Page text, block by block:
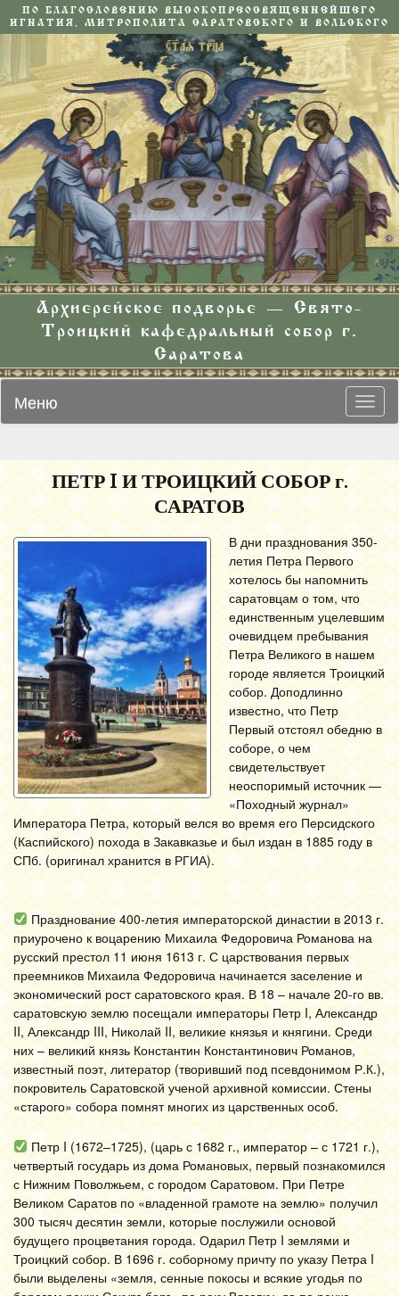
ПО БЛАГОСЛОВЕНИЮ ВЫСОКОПРЕОСВЯЩЕННЕЙШЕГО
ИГНАТИЯ, МИТРОПОЛИТА САРАТОВСКОГО И ВОЛЬСКОГО
Архиерейское подворье — Свято-
Троицкий кафедральный собор г.
Саратова
Меню
ПЕТР I И ТРОИЦКИЙ СОБОР г.
САРАТОВ
В дни празднования 350-
летия Петра Первого
хотелось бы напомнить
саратовцам о том, что
единственным уцелевшим
очевидцем пребывания
Петра Великого в нашем
городе является Троицкий
собор. Доподлинно
известно, что Петр
Первый отстоял обедню в
соборе, о чем
свидетельствует
неоспоримый источник —
«Походный журнал»
Императора Петра, который велся во время его Персидского
(Каспийского) похода в Закавказье и был издан в 1885 году в
СПб. (оригинал хранится в РГИА).
Празднование 400-летия императорской династии в 2013 г.
приурочено к воцарению Михаила Федоровича Романова на
русский престол 11 июня 1613 г. С царствования первых
преемников Михаила Федоровича начинается заселение и
экономический рост саратовского края. В 18 – начале 20-го вв.
саратовскую землю посещали императоры Петр I, Александр
II, Александр III, Николай II, великие князья и княгини. Среди
них – великий князь Константин Константинович Романов,
известный поэт, литератор (творивший под псевдонимом Р.К.),
покровитель Саратовской ученой архивной комиссии. Стены
«старого» собора помнят многих из царственных особ.
Петр I (1672–1725), (царь с 1682 г., император – с 1721 г.),
четвертый государь из дома Романовых, первый познакомился
с Нижним Поволжьем, с городом Саратовом. При Петре
Великом Саратов по «владенной грамоте на землю» получил
300 тысяч десятин земли, которые послужили основой
будущего процветания города. Одарил Петр I землями и
Троицкий собор. В 1696 г. соборному причту по указу Петра I
были выделены «земля, сенные покосы и всякие угодья по